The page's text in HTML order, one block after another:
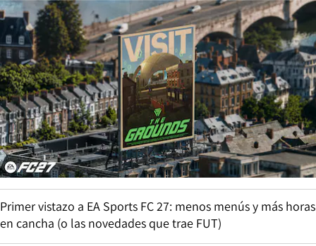
Primer vistazo a EA Sports FC 27: menos menús y más horas
en cancha (o las novedades que trae FUT)